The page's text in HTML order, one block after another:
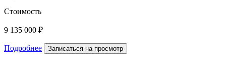
Стоимость
9 135 000 ₽
Подробнее Записаться на просмотр